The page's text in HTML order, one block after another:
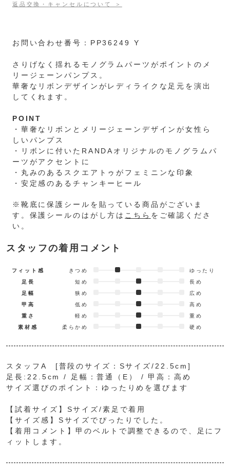
返品交換・キャンセルについて ＞
お問い合わせ番号：PP36249 Y
さりげなく揺れるモノグラムパーツがポイントのメ
リージェーンパンプス。
華奢なリボンデザインがレディライクな足元を演出
してくれます。
POINT
・華奢なリボンとメリージェーンデザインが女性ら
しいパンプス
・リボンに付いたRANDAオリジナルのモノグラムパ
ーツがアクセントに
・丸みのあるスクエアトゥがフェミニンな印象
・安定感のあるチャンキーヒール
※靴底に保護シールを貼っている商品がございま
す。保護シールのはがし方は こちら をご確認くださ
い。
スタッフの着用コメント
フィット感 きつめ
ゆったり
足長
短め
長め
足幅
狭め
広め
甲高
低め
高め
重さ
軽め
重め
素材感
柔らかめ 硬め
スタッフA [普段のサイズ：Sサイズ/22.5cm]
足長:22.5cm / 足幅：普通（E） / 甲高：高め
サイズ選びのポイント：ゆったりめを選びます
【試着サイズ】Sサイズ/素足で着用
【サイズ感】Sサイズでぴったりでした。
【着用コメント】甲のベルトで調整できるので、足にフ
ィットします。